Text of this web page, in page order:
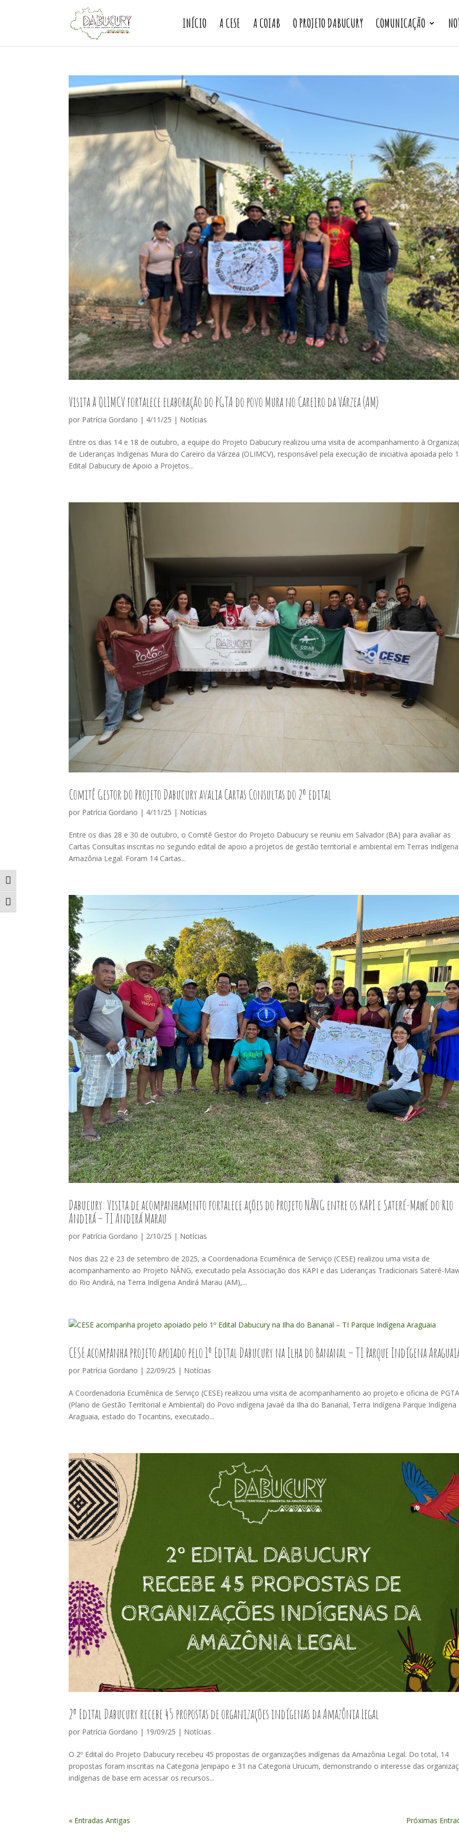
Alternar alto contraste
Alternar tamanho da fonte
INÍCIO A CESE A COIAB O PROJETO DABUCURY COMUNICAÇÃO
Visita à OLIMCV fortalece elaboração do PGTA do povo Mura no Careiro da Várzea (AM)
por Patrícia Gordano | 4/11/25 | Notícias
Entre os dias 14 e 18 de outubro, a equipe do Projeto Dabucury realizou uma visita de acompanhamento à
de Lideranças Indígenas Mura do Careiro da Várzea (OLIMCV), responsável pela execução de iniciativa apoiada pelo
Edital Dabucury de Apoio a Projetos...
Comitê Gestor do Projeto Dabucury avalia Cartas Consultas do 2º edital
por Patrícia Gordano | 4/11/25 | Notícias
Entre os dias 28 e 30 de outubro, o Comitê Gestor do Projeto Dabucury se reuniu em Salvador (BA) para avaliar as
Cartas Consultas inscritas no segundo edital de apoio a projetos de gestão territorial e ambiental em Terras
Amazônia Legal. Foram 14 Cartas...
Dabucury: Visita de acompanhamento fortalece ações do Projeto NÃNG entre os KAPI e Sateré-Mawé do Rio
Andirá – TI Andirá Marau
por Patrícia Gordano | 2/10/25 | Notícias
Nos dias 22 e 23 de setembro de 2025, a Coordenadoria Ecumênica de Serviço (CESE) realizou uma visita de
acompanhamento ao Projeto NÃNG, executado pela Associação dos KAPI e das Lideranças Tradicionais Sateré-
do Rio Andirá, na Terra Indígena Andirá Marau (AM),...
CESE acompanha projeto apoiado pelo 1º Edital Dabucury na Ilha do Bananal – TI Parque Indígena
por Patrícia Gordano | 22/09/25 | Notícias
A Coordenadoria Ecumênica de Serviço (CESE) realizou uma visita de acompanhamento ao projeto e oficina de
(Plano de Gestão Territorial e Ambiental) do Povo indígena Javaé da Ilha do Bananal, Terra Indígena Parque Indígena
Araguaia, estado do Tocantins, executado...
2º Edital Dabucury recebe 45 propostas de organizações indígenas da Amazônia Legal
por Patrícia Gordano | 19/09/25 | Notícias
O 2º Edital do Projeto Dabucury recebeu 45 propostas de organizações indígenas da Amazônia Legal. Do total, 14
propostas foram inscritas na Categoria Jenipapo e 31 na Categoria Urucum, demonstrando o interesse das
indígenas de base em acessar os recursos...
« Entradas Antigas Próximas